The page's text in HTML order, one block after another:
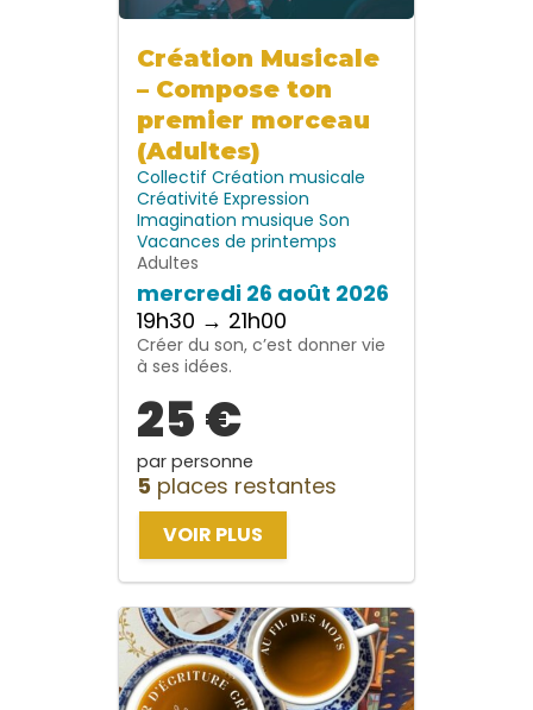
Création Musicale
– Compose ton
premier morceau
(Adultes)
Collectif Création musicale
Créativité Expression
Imagination musique Son
Vacances de printemps
Adultes
mercredi 26 août 2026
19h30 → 21h00
Créer du son, c’est donner vie
à ses idées.
25 €
par personne
5 places restantes
VOIR PLUS